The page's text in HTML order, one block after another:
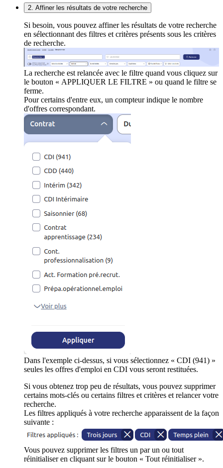
2. Affiner les résultats de votre recherche
Si besoin, vous pouvez affiner les résultats de votre recherche
en sélectionnant des filtres et critères présents sous les critères
de recherche.
La recherche est relancée avec le filtre quand vous cliquez sur
le bouton « APPLIQUER LE FILTRE » ou quand le filtre se
ferme.
Pour certains d'entre eux, un compteur indique le nombre
d'offres correspondant.
Dans l'exemple ci-dessus, si vous sélectionnez « CDI (941) »
seules les offres d'emploi en CDI vous seront restituées.
Si vous obtenez trop peu de résultats, vous pouvez supprimer
certains mots-clés ou certains filtres et critères et relancer votre
recherche.
Les filtres appliqués à votre recherche apparaissent de la façon
suivante :
Vous pouvez supprimer les filtres un par un ou tout
réinitialiser en cliquant sur le bouton « Tout réinitialiser ».